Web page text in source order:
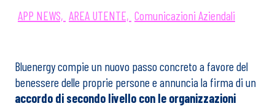
APP NEWS, AREA UTENTE, Comunicazioni Aziendali
Bluenergy compie un nuovo passo concreto a favore del
benessere delle proprie persone e annuncia la firma di un
accordo di secondo livello con le organizzazioni